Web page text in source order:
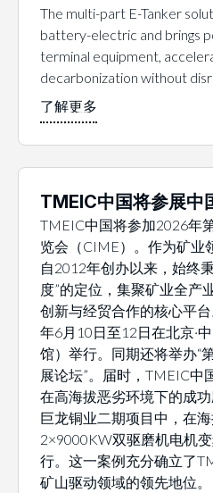
The multi-part E-Tanker
battery-electric and brings
terminal equipment,
decarbonization without
TMEIC中国将参展中
TMEIC中国将参加2026年
览会（CIME）。作为矿业
自2012年创办以来，始终
度”的定位，集聚矿业全产
创新与经贸合作的核心平
年6月10日至12日在北京·
馆）举行。同期还将举办“
展论坛”。届时，TMEIC中
在高海拔恶劣环境下的成
巨龙铜业二期项目中，在
2×9000KW双驱磨机电机
行。这一案例充分确立了
矿山驱动领域的领先地位